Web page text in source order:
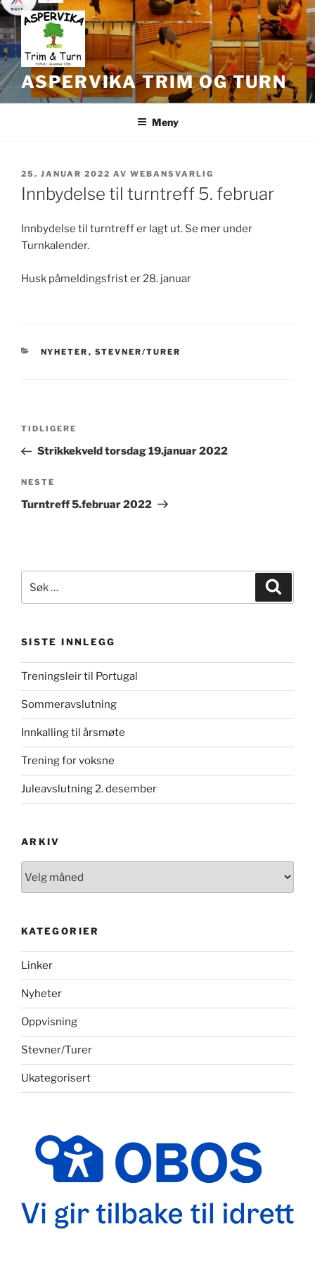
Gå
til
innhold
ASPERVIKA TRIM OG TURN
Meny
PUBLISERT
25. JANUAR 2022 AV WEBANSVARLIG
Innbydelse til turntreff 5. februar
Innbydelse til turntreff er lagt ut. Se mer under
Turnkalender.
Husk påmeldingsfrist er 28. januar
KATEGORIER
NYHETER , STEVNER/TURER
Innleggsnavigasjon
Forrige
innlegg
TIDLIGERE
Strikkekveld torsdag 19.januar 2022
Neste
innlegg
NESTE
Turntreff 5.februar 2022
etter:
SISTE INNLEGG
Treningsleir til Portugal
Sommeravslutning
Innkalling til årsmøte
Trening for voksne
Juleavslutning 2. desember
ARKIV
KATEGORIER
Linker
Nyheter
Oppvisning
Stevner/Turer
Ukategorisert